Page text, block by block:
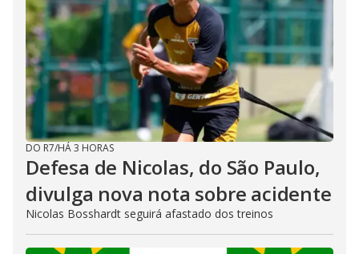
DO R7/HÁ 3 HORAS
Defesa de Nicolas, do São Paulo,
divulga nova nota sobre acidente
Nicolas Bosshardt seguirá afastado dos treinos